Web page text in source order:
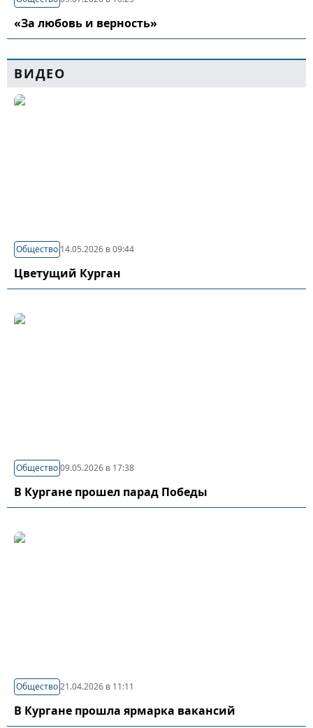
«За любовь и верность»
ВИДЕО
Общество 14.05.2026 в 09:44
Цветущий Курган
Общество09.05.2026 в 17:38
В Кургане прошел парад Победы
Общество21.04.2026 в 11:11
В Кургане прошла ярмарка вакансий